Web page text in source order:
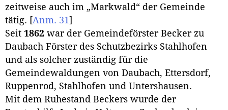
zeitweise auch im „Markwald“ der Gemeinde
tätig. [Anm. 31]
Seit 1862 war der Gemeindeförster Becker zu
Daubach Förster des Schutzbezirks Stahlhofen
und als solcher zuständig für die
Gemeindewaldungen von Daubach, Ettersdorf,
Ruppenrod, Stahlhofen und Untershausen.
Mit dem Ruhestand Beckers wurde der